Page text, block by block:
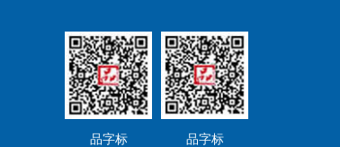
品字标 品字标